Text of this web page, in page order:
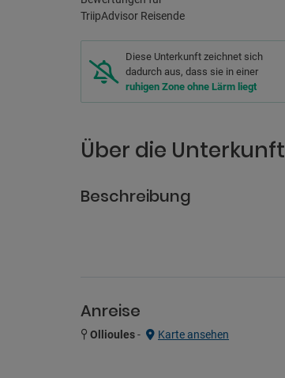
Diese Unterkunft zeichnet sich
dadurch aus, dass sie in einer
ruhigen Zone ohne Lärm liegt
Über die Unterkunft
Beschreibung
Anreise
Ollioules- Karte ansehen